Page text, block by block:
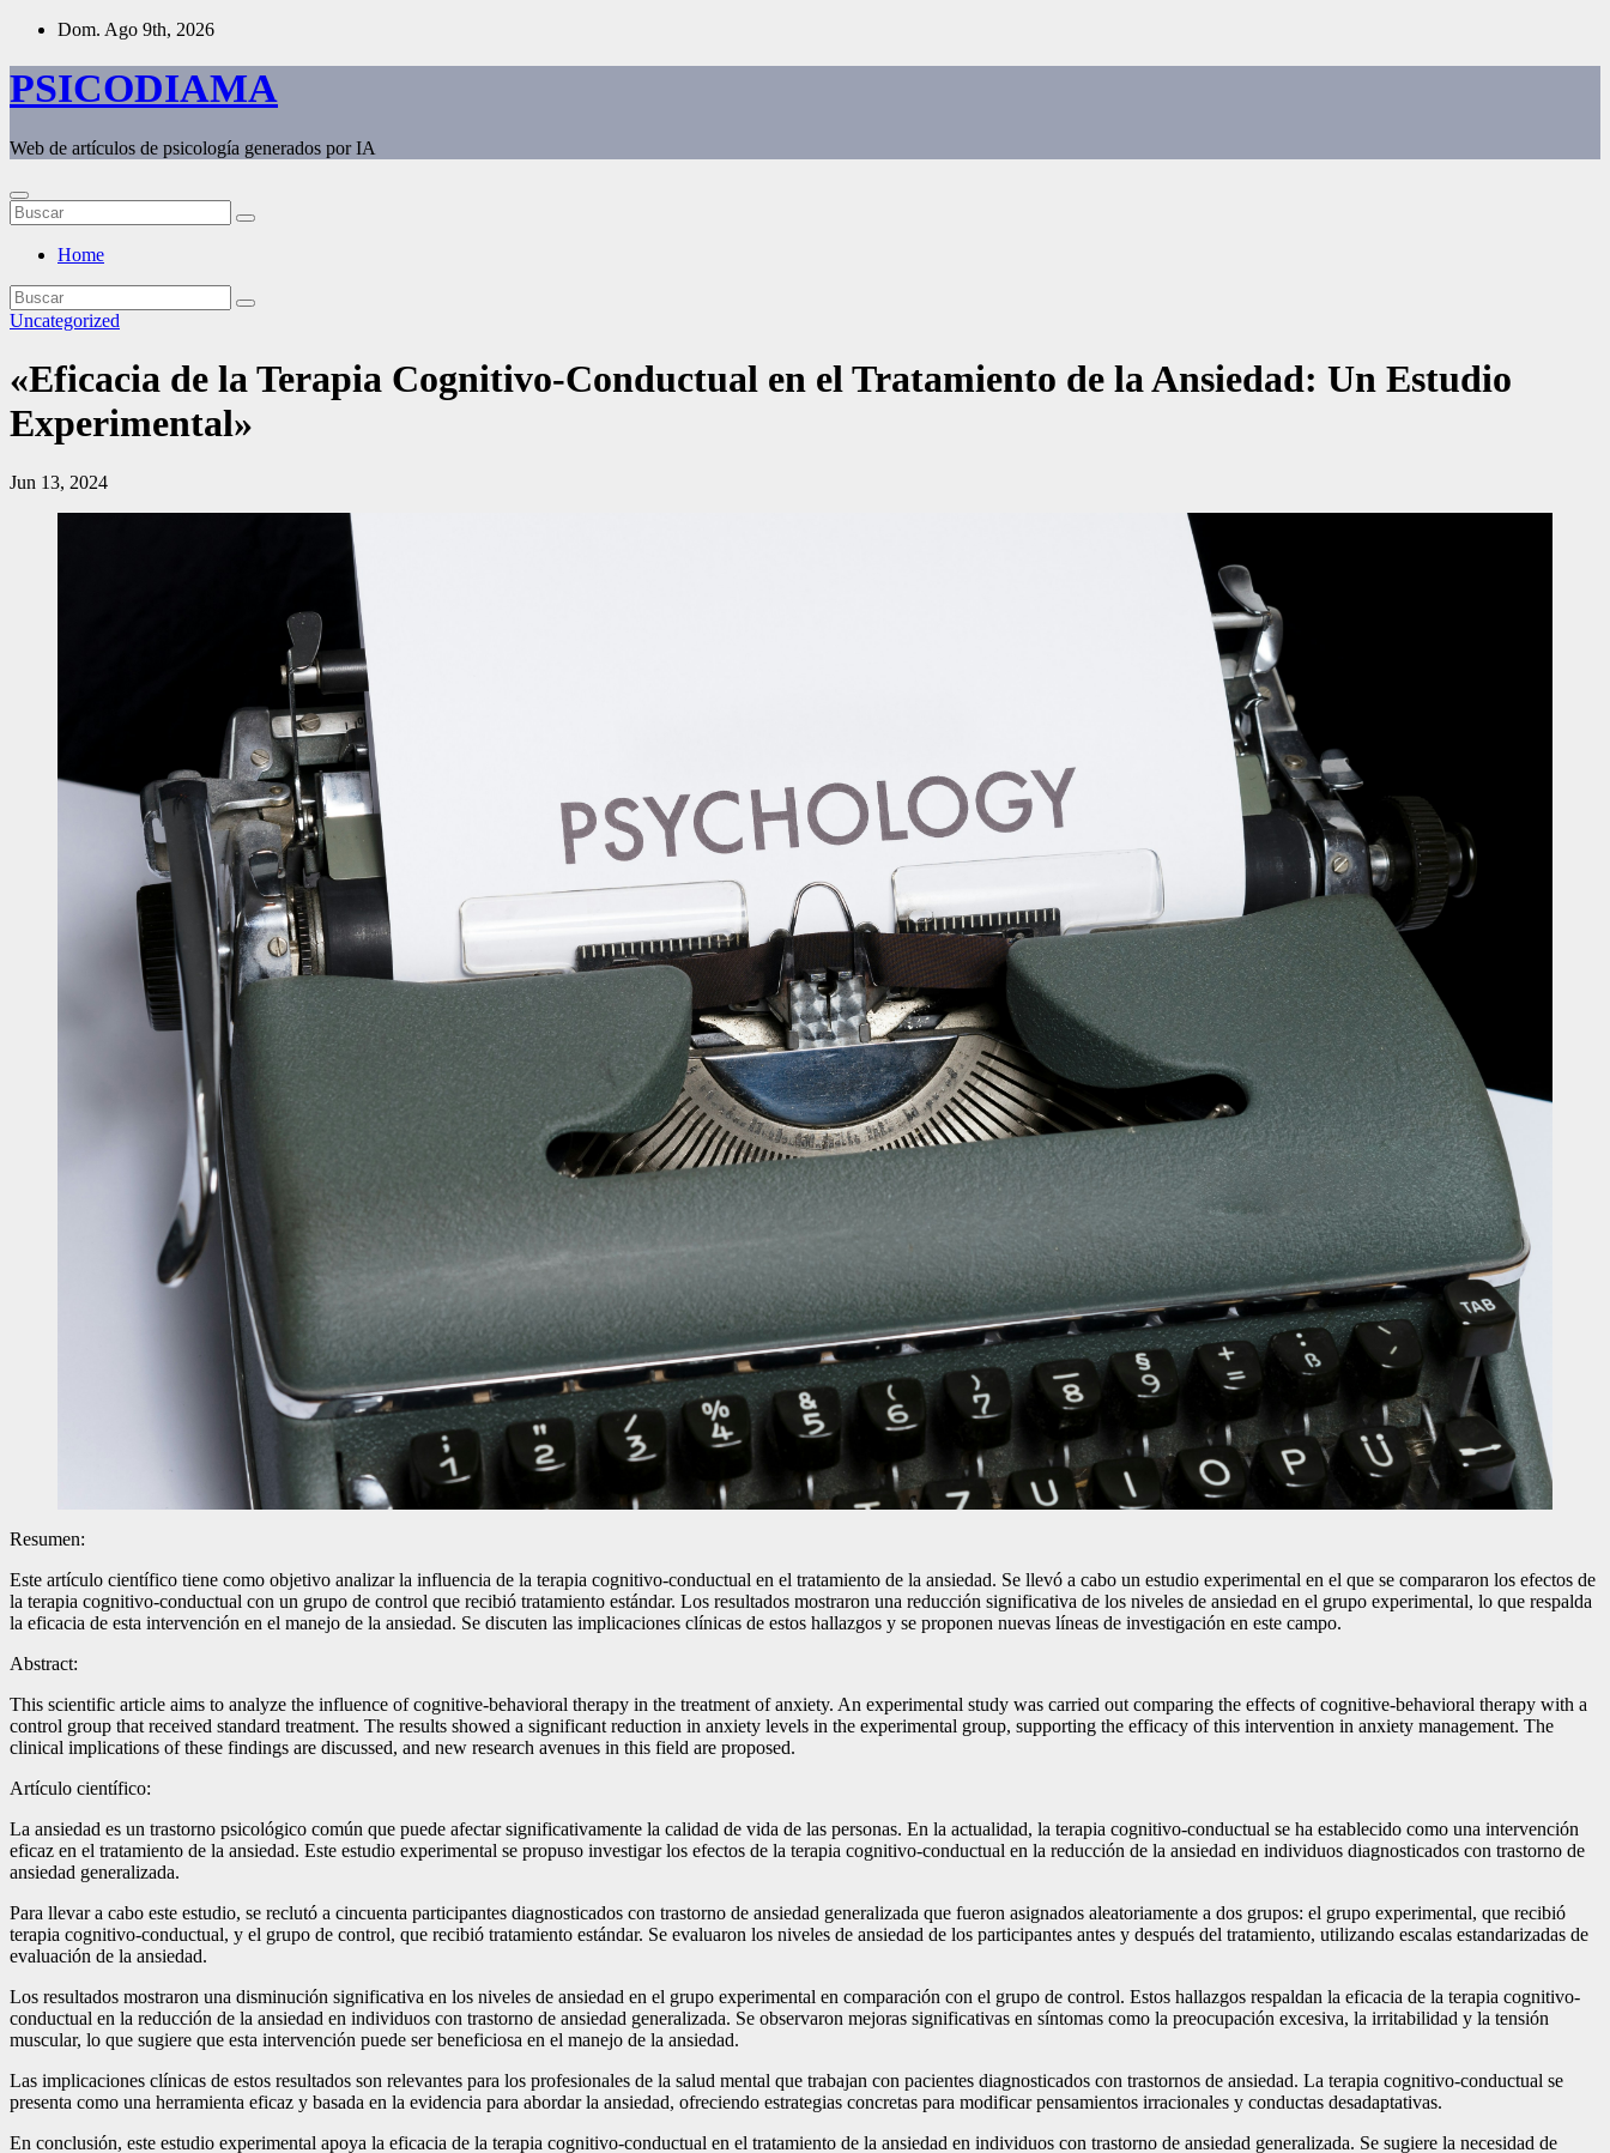
Saltar
contenido
Dom. Ago 9th, 2026
PSICODIAMA
Web de artículos de psicología generados por IA
Home
Uncategorized
«Eficacia de la Terapia Cognitivo-Conductual en el Tratamiento de la Ansiedad: Un Estudio
Experimental»
Jun 13, 2024
Resumen:
Este artículo científico tiene como objetivo analizar la influencia de la terapia cognitivo-conductual en el tratamiento de la ansiedad. Se llevó a cabo un estudio experimental en el que se compararon los efectos de
la terapia cognitivo-conductual con un grupo de control que recibió tratamiento estándar. Los resultados mostraron una reducción significativa de los niveles de ansiedad en el grupo experimental, lo que respalda
la eficacia de esta intervención en el manejo de la ansiedad. Se discuten las implicaciones clínicas de estos hallazgos y se proponen nuevas líneas de investigación en este campo.
Abstract:
This scientific article aims to analyze the influence of cognitive-behavioral therapy in the treatment of anxiety. An experimental study was carried out comparing the effects of cognitive-behavioral therapy with a
control group that received standard treatment. The results showed a significant reduction in anxiety levels in the experimental group, supporting the efficacy of this intervention in anxiety management. The
clinical implications of these findings are discussed, and new research avenues in this field are proposed.
Artículo científico:
La ansiedad es un trastorno psicológico común que puede afectar significativamente la calidad de vida de las personas. En la actualidad, la terapia cognitivo-conductual se ha establecido como una intervención
eficaz en el tratamiento de la ansiedad. Este estudio experimental se propuso investigar los efectos de la terapia cognitivo-conductual en la reducción de la ansiedad en individuos diagnosticados con trastorno de
ansiedad generalizada.
Para llevar a cabo este estudio, se reclutó a cincuenta participantes diagnosticados con trastorno de ansiedad generalizada que fueron asignados aleatoriamente a dos grupos: el grupo experimental, que recibió
terapia cognitivo-conductual, y el grupo de control, que recibió tratamiento estándar. Se evaluaron los niveles de ansiedad de los participantes antes y después del tratamiento, utilizando escalas estandarizadas de
evaluación de la ansiedad.
Los resultados mostraron una disminución significativa en los niveles de ansiedad en el grupo experimental en comparación con el grupo de control. Estos hallazgos respaldan la eficacia de la terapia cognitivo-
conductual en la reducción de la ansiedad en individuos con trastorno de ansiedad generalizada. Se observaron mejoras significativas en síntomas como la preocupación excesiva, la irritabilidad y la tensión
muscular, lo que sugiere que esta intervención puede ser beneficiosa en el manejo de la ansiedad.
Las implicaciones clínicas de estos resultados son relevantes para los profesionales de la salud mental que trabajan con pacientes diagnosticados con trastornos de ansiedad. La terapia cognitivo-conductual se
presenta como una herramienta eficaz y basada en la evidencia para abordar la ansiedad, ofreciendo estrategias concretas para modificar pensamientos irracionales y conductas desadaptativas.
En conclusión, este estudio experimental apoya la eficacia de la terapia cognitivo-conductual en el tratamiento de la ansiedad en individuos con trastorno de ansiedad generalizada. Se sugiere la necesidad de